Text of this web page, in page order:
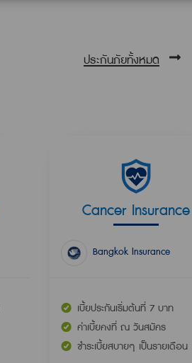
ประกันภัยทั้งหมด
Cancer Insurance
Bangkok Insurance
เบี้ยประกันเริ่มต้นที่ 7 บาท
ค่าเบี้ยคงที่ ณ วันสมัคร
ชำระเบี้ยสบายๆ เป็นรายเดือน